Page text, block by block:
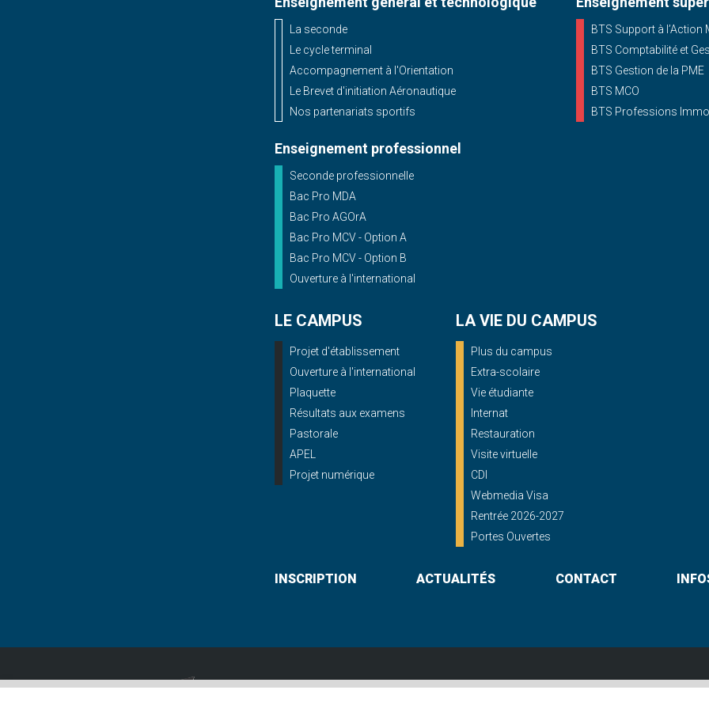
La seconde
Le cycle terminal
Accompagnement à l'Orientation
Le Brevet d'initiation Aéronautique
Nos partenariats sportifs
Enseignement professionnel
Seconde professionnelle
Bac Pro MDA
Bac Pro AGOrA
Bac Pro MCV - Option A
Bac Pro MCV - Option B
Ouverture à l'international
BTS Support à l’Action
BTS Comptabilité et
BTS Gestion de la PME
BTS MCO
BTS Professions
LE CAMPUS
Projet d'établissement
Ouverture à l'international
Plaquette
Résultats aux examens
Pastorale
APEL
Projet numérique
LA VIE DU CAMPUS
Plus du campus
Extra-scolaire
Vie étudiante
Internat
Restauration
Visite virtuelle
CDI
Webmedia Visa
Rentrée 2026-2027
Portes Ouvertes
INSCRIPTION ACTUALITÉS CONTACT